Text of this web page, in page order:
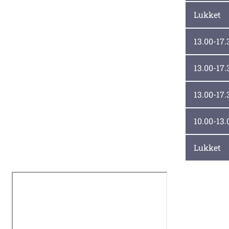
Lukket
13.00-
13.00-
13.00-
10.00-
Lukket